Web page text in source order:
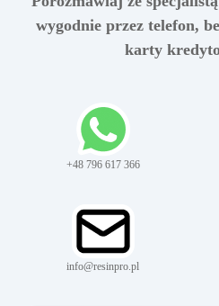
wygodnie przez telefon,
karty
+48 796 617 366
info@resinpro.pl